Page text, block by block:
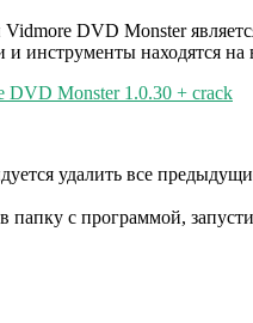
DVD Monster
инструменты находятся на
DVD Monster 1.0.30 + crack
удалить все
папку с программой,